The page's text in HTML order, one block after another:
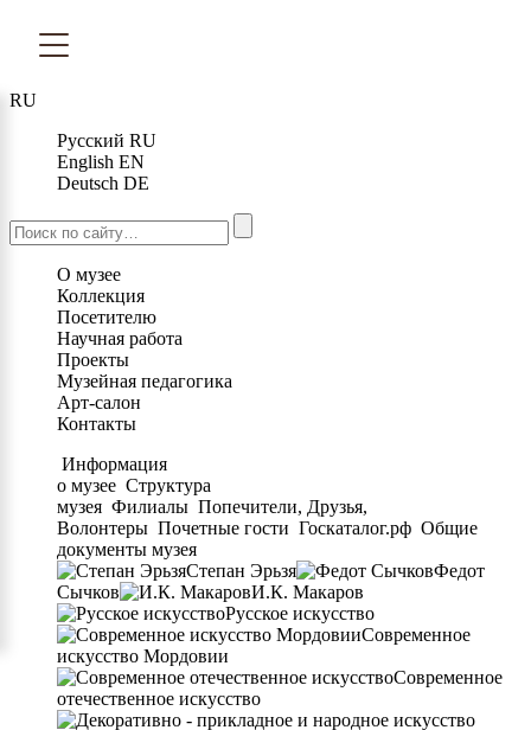
RU
Русский RU
English EN
Deutsch DE
О музее
Коллекция
Посетителю
Научная работа
Проекты
Музейная педагогика
Арт-салон
Контакты
Информация
о музее Структура
музея Филиалы Попечители, Друзья,
Волонтеры Почетные гости Госкаталог.рф Общие
документы музея
Степан Эрьзя
Федот
Сычков
И.К. Макаров
Русское искусство
Современное
искусство Мордовии
Современное
отечественное искусство